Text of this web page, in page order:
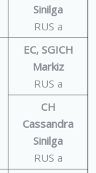
Sinilga
RUS a
EC, SGICH
Markiz
RUS a
CH
Cassandra
Sinilga
RUS a